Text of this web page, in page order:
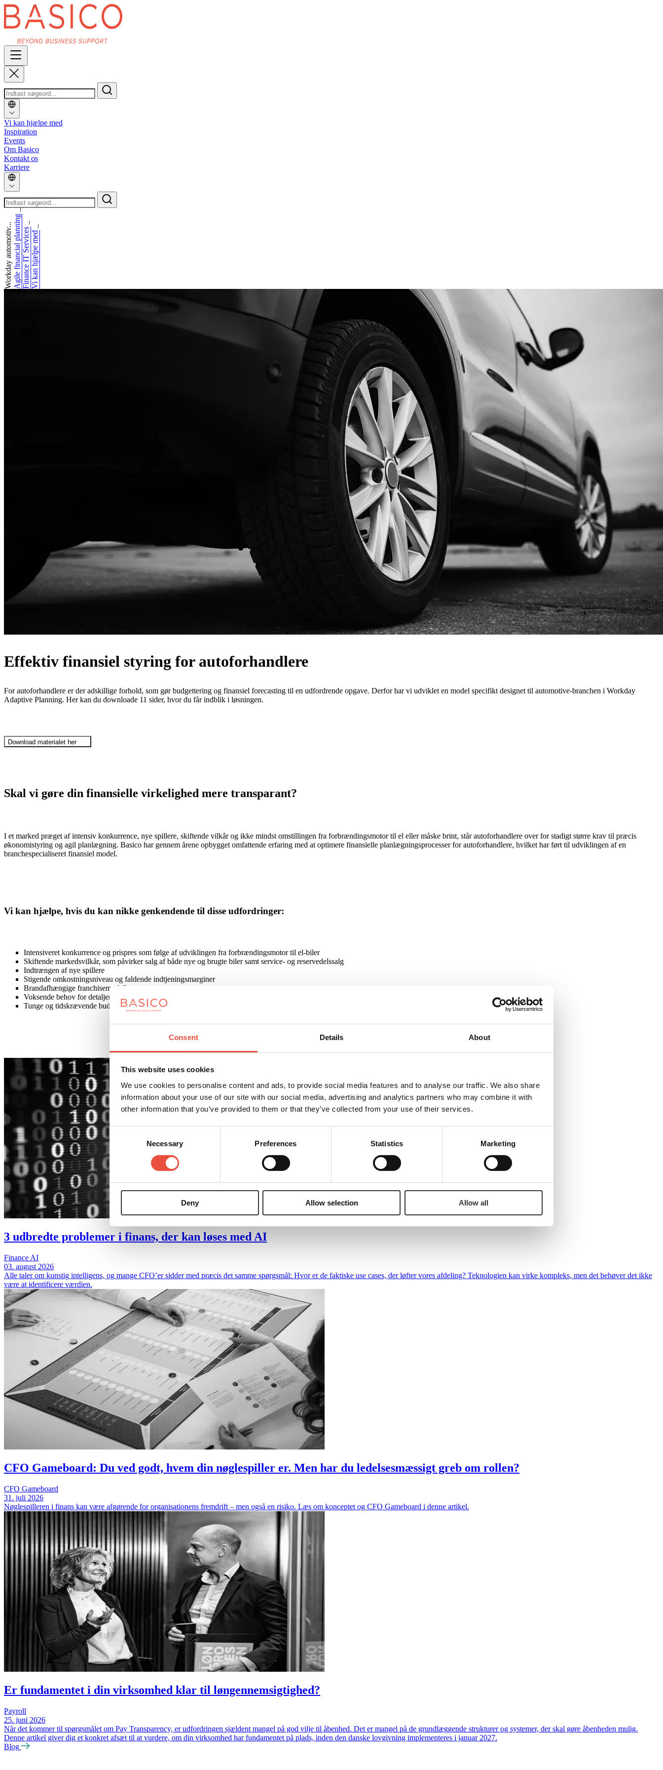
Consent Details About
This website uses cookies
We use cookies to personalise content and ads, to provide social media features and to analyse our traffic. We also share
information about your use of our site with our social media, advertising and analytics partners who may combine it with
other information that you’ve provided to them or that they’ve collected from your use of their services.
Selection
Necessary Preferences Statistics Marketing
Deny Allow selection Allow all
Vi kan hjælpe med
Inspiration
Events
Om Basico
Kontakt os
Karriere
Vi kan hjælpe med
_
Finance IT Services
_
Agile financial planning
_
Workday automotiv...
Effektiv finansiel styring for autoforhandlere
For autoforhandlere er der adskillige forhold, som gør budgettering og finansiel forecasting til en udfordrende opgave. Derfor har vi udviklet en model specifikt designet til automotive-branchen i Workday
Adaptive Planning. Her kan du downloade 11 sider, hvor du får indblik i løsningen.
Download materialet her
Skal vi gøre din finansielle virkelighed mere transparant?
I et marked præget af intensiv konkurrence, nye spillere, skiftende vilkår og ikke mindst omstillingen fra forbrændingsmotor til el eller måske brint, står autoforhandlere over for stadigt større krav til præcis
økonomistyring og agil planlægning. Basico har gennem årene opbygget omfattende erfaring med at optimere finansielle planlægningsprocesser for autoforhandlere, hvilket har ført til udviklingen af en
branchespecialiseret finansiel model.
Vi kan hjælpe, hvis du kan nikke genkendende til disse udfordringer:
Intensiveret konkurrence og prispres som følge af udviklingen fra forbrændingsmotor til el-biler
Skiftende markedsvilkår, som påvirker salg af både nye og brugte biler samt service- og reservedelssalg
Indtrængen af nye spillere
Stigende omkostningsniveau og faldende indtjeningsmarginer
Brandafhængige franchisemodeller
Voksende behov for detaljeret økonomistyring på tværs af forretningsområder
Tunge og tidskrævende budgetprocesser i Excel.
3 udbredte problemer i finans, der kan løses med AI
Finance AI
03. august 2026
Alle taler om kunstig intelligens, og mange CFO’er sidder med præcis det samme spørgsmål: Hvor er de faktiske use cases, der løfter vores afdeling? Teknologien kan virke kompleks, men det behøver det ikke
være at identificere værdien.
CFO Gameboard: Du ved godt, hvem din nøglespiller er. Men har du ledelsesmæssigt greb om rollen?
CFO Gameboard
31. juli 2026
Nøglespilleren i finans kan være afgørende for organisationens fremdrift – men også en risiko. Læs om konceptet og CFO Gameboard i denne artikel.
Er fundamentet i din virksomhed klar til løngennemsigtighed?
Payroll
25. juni 2026
Når det kommer til spørgsmålet om Pay Transparency, er udfordringen sjældent mangel på god vilje til åbenhed. Det er mangel på de grundlæggende strukturer og systemer, der skal gøre åbenheden mulig.
Denne artikel giver dig et konkret afsæt til at vurdere, om din virksomhed har fundamentet på plads, inden den danske lovgivning implementeres i januar 2027.
Blog